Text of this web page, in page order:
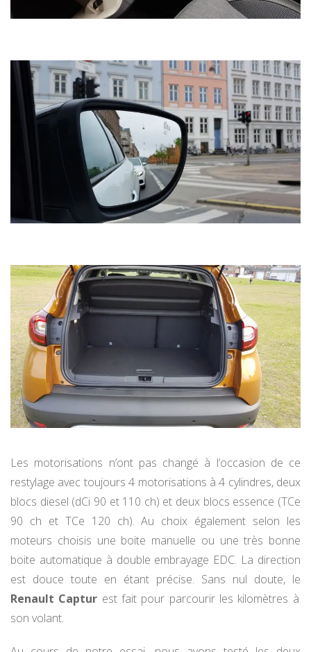
Les motorisations n’ont pas changé à l’occasion de ce
restylage avec toujours 4 motorisations à 4 cylindres, deux
blocs diesel (dCi 90 et 110 ch) et deux blocs essence (TCe
90 ch et TCe 120 ch). Au choix également selon les
moteurs choisis une boite manuelle ou une très bonne
boite automatique à double embrayage EDC. La direction
est douce toute en étant précise. Sans nul doute, le
Renault Captur est fait pour parcourir les kilomètres à
son volant.